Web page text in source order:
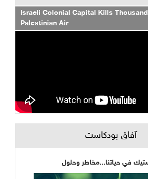
Israeli Colonial Capital Kills
Palestinian Air
آفاق بودكاست
في حياتنا...مخاطر وحلول